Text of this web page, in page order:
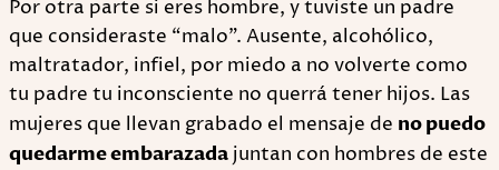
Por otra parte si eres hombre, y tuviste un padre
que consideraste “malo”. Ausente, alcohólico,
maltratador, infiel, por miedo a no volverte como
tu padre tu inconsciente no querrá tener hijos. Las
mujeres que llevan grabado el mensaje de no puedo
quedarme embarazada juntan con hombres de este